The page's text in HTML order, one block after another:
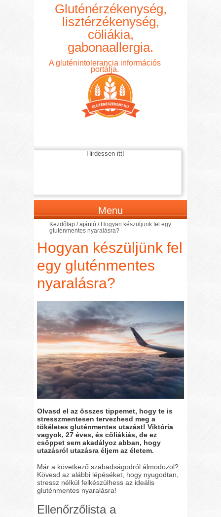
Gluténérzékenység,
lisztérzékenység,
cöliákia,
gabonaallergia.
A gluténintolerancia információs
portálja.
Hirdessen itt!
Menu
Kezdőlap /ajánló / Hogyan készüljünk fel egy
gluténmentes nyaralásra?
Hogyan készüljünk fel
egy gluténmentes
nyaralásra?
Olvasd el az összes tippemet, hogy te is
stresszmentesen tervezhesd meg a
tökéletes gluténmentes utazást! Viktória
vagyok, 27 éves, és cöliákiás, de ez
csöppet sem akadályoz abban, hogy
utazásról utazásra éljem az életem.
Már a következő szabadságodról álmodozol?
Kövesd az alábbi lépéséket, hogy nyugodtan,
stressz nélkül felkészülhess az ideális
gluténmentes nyaralásra!
Ellenőrzőlista a